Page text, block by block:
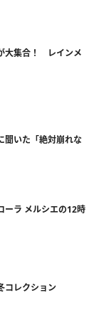
大集合！ レインメ
聞いた「絶対崩れな
ーラ メルシエの12時
コレクション